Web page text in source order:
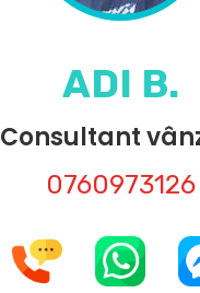
ADI B.
Consultant
0760973126